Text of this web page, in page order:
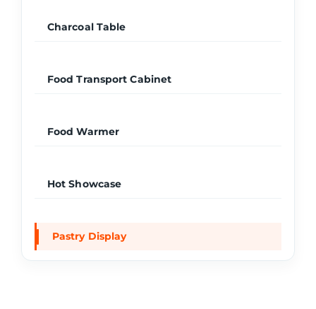
Charcoal Table
Food Transport Cabinet
Food Warmer
Hot Showcase
Pastry Display